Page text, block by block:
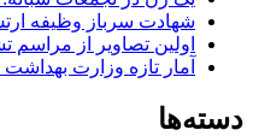
شهادت سرباز وظیفه
اولین تصاویر از مراسم
آمار تازه وزارت بهداشت
دسته‌ها